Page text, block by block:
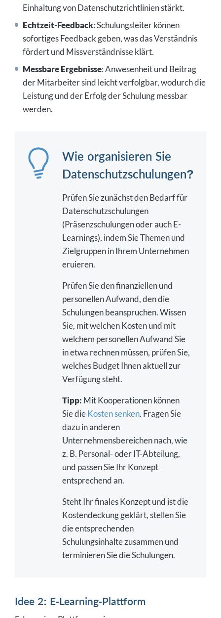
Einhaltung von Datenschutzrichtlinien stärkt.
Echtzeit-Feedback: Schulungsleiter können
sofortiges Feedback geben, was das Verständnis
fördert und Missverständnisse klärt.
Messbare Ergebnisse: Anwesenheit und Beitrag
der Mitarbeiter sind leicht verfolgbar, wodurch die
Leistung und der Erfolg der Schulung messbar
werden.
Wie organisieren Sie
Datenschutzschulungen?
Prüfen Sie zunächst den Bedarf für
Datenschutzschulungen
(Präsenzschulungen oder auch E-
Learnings), indem Sie Themen und
Zielgruppen in Ihrem Unternehmen
eruieren.
Prüfen Sie den finanziellen und
personellen Aufwand, den die
Schulungen beanspruchen. Wissen
Sie, mit welchen Kosten und mit
welchem personellen Aufwand Sie
in etwa rechnen müssen, prüfen Sie,
welches Budget Ihnen aktuell zur
Verfügung steht.
Tipp: Mit Kooperationen können
Sie dieKosten senken. Fragen Sie
dazu in anderen
Unternehmensbereichen nach, wie
z. B. Personal- oder IT-Abteilung,
und passen Sie Ihr Konzept
entsprechend an.
Steht Ihr finales Konzept und ist die
Kostendeckung geklärt, stellen Sie
die entsprechenden
Schulungsinhalte zusammen und
terminieren Sie die Schulungen.
Idee 2: E-Learning-Plattform